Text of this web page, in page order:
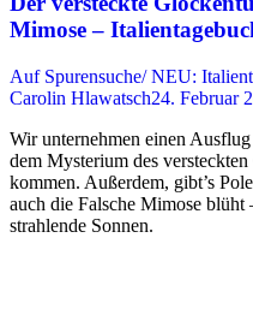
Mimose –
Auf Spurensuche/ NEU:
Carolin Hlawatsch24. Februar
Wir unternehmen einen
dem Mysterium des
kommen. Außerdem, gibt’s
auch die Falsche Mimose
strahlende Sonnen.